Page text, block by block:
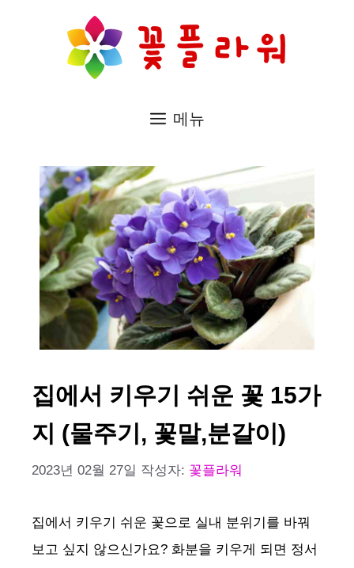
메뉴
집에서 키우기 쉬운 꽃 15가
지 (물주기, 꽃말,분갈이)
2023년 02월 27일 작성자: 꽃플라워
집에서 키우기 쉬운 꽃으로 실내 분위기를 바꿔
보고 싶지 않으신가요? 화분을 키우게 되면 정서